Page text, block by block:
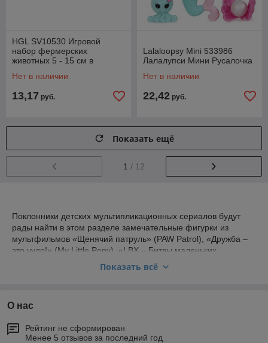
HGL SV10530 Игровой
набор фермерских
животных 5 - 15 см в
Нет в наличии
13,17 руб.
Lalaloopsy Mini 533986
Лалалупси Мини Русалочка
Нет в наличии
22,42 руб.
Показать ещё
1 / 12
Поклонники детских мультипликационных сериалов будут
рады найти в этом разделе замечательные фигурки из
мультфильмов «Щенячий патруль» (PAW Patrol), «Дружба –
это чудо!» (My Little Pony), «LBX – Битвы маленьких
гигантов», «Могучие рейнджеры» (Power Rangers), Доктор
Плюшева, «Майлз с другой планеты» (Miles from
И, конечно, поклонники бессмертной космической саги
«Звездные войны» найдут для себя в этом разделе просто
невероятное количество самых разных персонажей фильма!
В ассортименте нашего магазина представлены фигурки как
Показать всё
О нас
Рейтинг не сформирован
Менее 5 отзывов за последний год